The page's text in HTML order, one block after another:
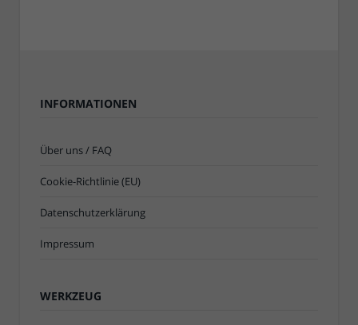
INFORMATIONEN
Über uns / FAQ
Cookie-Richtlinie (EU)
Datenschutzerklärung
Impressum
WERKZEUG